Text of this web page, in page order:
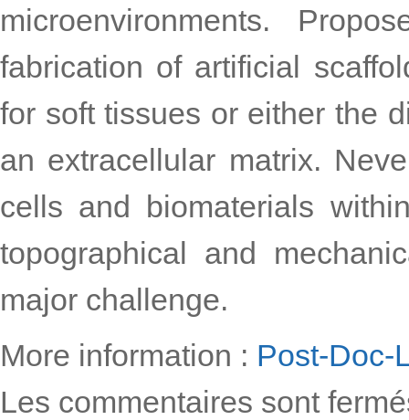
microenvironments.
fabrication of artificial
for soft tissues or either the
an extracellular matrix.
cells and biomaterials
topographical and
major challenge.
More information : Post-Doc-
Les commentaires sont